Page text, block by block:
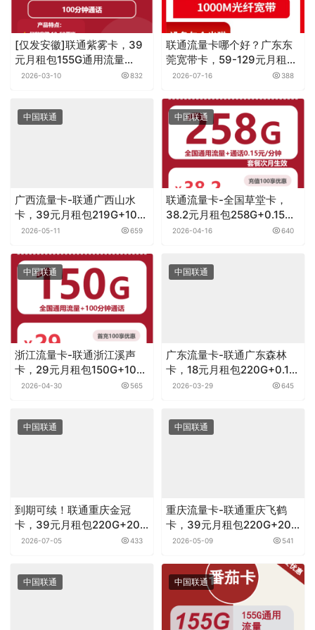
[仅发安徽]联通紫雾卡，39
元月租包155G通用流量
+100分钟
2026-03-10 832
联通流量卡哪个好？广东东
莞宽带卡，59-129元月租
1000M60-130G+100-600
2026-07-16 388
中国联通
广西流量卡-联通广西山水
卡，39元月租包219G+100
分钟
2026-05-11 659
中国联通
联通流量卡-全国草堂卡，
38.2元月租包258G+0.15元
月租/分钟
2026-04-16 640
中国联通
浙江流量卡-联通浙江溪声
卡，29元月租包150G+100
分钟
2026-04-30 565
中国联通
广东流量卡-联通广东森林
卡，18元月租包220G+0.15
元月租/分钟
2026-03-29 645
中国联通
到期可续！联通重庆金冠
卡，39元月租包220G+200
分钟
2026-07-05 433
中国联通
重庆流量卡-联通重庆飞鹤
卡，39元月租包220G+200
分钟
2026-05-09 541
中国联通 中国联通